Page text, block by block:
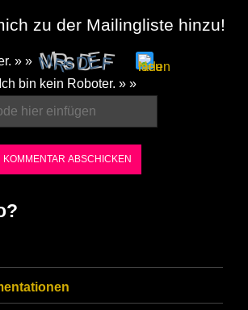
zu der Mailingliste hinzu!
» »
Ich bin kein Roboter. » »